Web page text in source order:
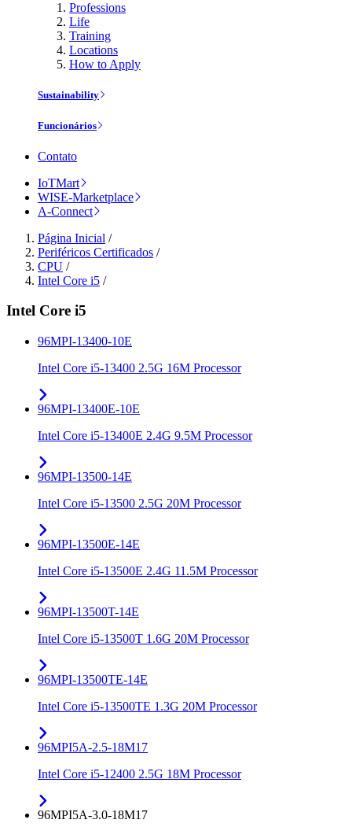
Professions
Life
Training
Locations
How to Apply
Sustainability
Funcionários
Contato
IoTMart
WISE-Marketplace
A-Connect
Página Inicial /
Periféricos Certificados /
CPU /
Intel Core i5 /
Intel Core i5
96MPI-13400-10E
Intel Core i5-13400 2.5G 16M Processor
96MPI-13400E-10E
Intel Core i5-13400E 2.4G 9.5M Processor
96MPI-13500-14E
Intel Core i5-13500 2.5G 20M Processor
96MPI-13500E-14E
Intel Core i5-13500E 2.4G 11.5M Processor
96MPI-13500T-14E
Intel Core i5-13500T 1.6G 20M Processor
96MPI-13500TE-14E
Intel Core i5-13500TE 1.3G 20M Processor
96MPI5A-2.5-18M17
Intel Core i5-12400 2.5G 18M Processor
96MPI5A-3.0-18M17